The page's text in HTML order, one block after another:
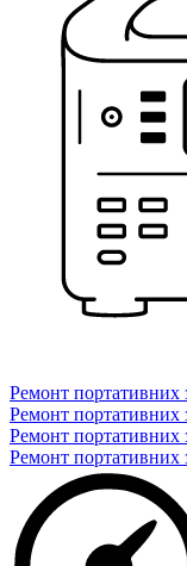
Ремонт портативних
Ремонт портативних
Ремонт портативних
Ремонт портативних